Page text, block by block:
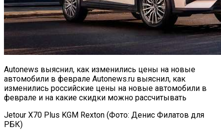
Autonews выяснил, как изменились цены на новые
автомобили в феврале Autonews.ru выяснил, как
изменились российские цены на новые автомобили в
феврале и на какие скидки можно рассчитывать
Jetour X70 Plus KGM Rexton (Фото: Денис Филатов для
РБК)